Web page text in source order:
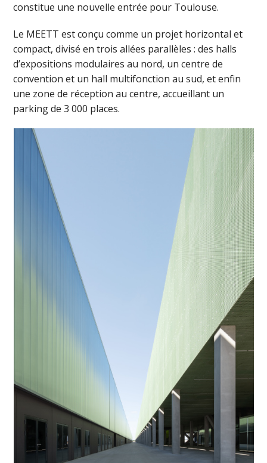
constitue une nouvelle entrée pour Toulouse.
Le MEETT est conçu comme un projet horizontal et
compact, divisé en trois allées parallèles : des halls
d’expositions modulaires au nord, un centre de
convention et un hall multifonction au sud, et enfin
une zone de réception au centre, accueillant un
parking de 3 000 places.